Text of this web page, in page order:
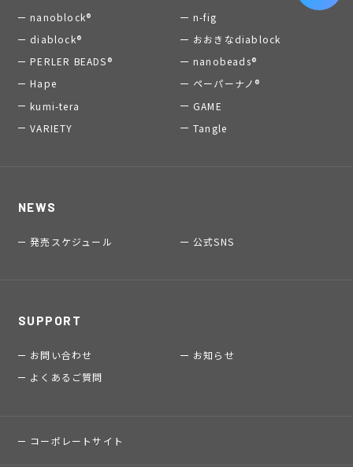
nanoblock®
n-fig
diablock®
おおきなdiablock
PERLER BEADS®
nanobeads®
Hape
ペーパーナノ®
kumi-tera
GAME
VARIETY
Tangle
NEWS
発売スケジュール 公式SNS
SUPPORT
お問い合わせ
お知らせ
よくあるご質問
コーポレートサイト